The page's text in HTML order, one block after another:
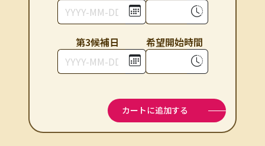
第3候補⽇ 希望開始時間
カートに追加する